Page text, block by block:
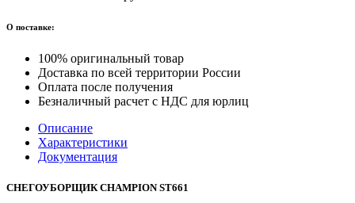
О поставке:
100% оригинальный товар
Доставка по всей территории России
Оплата после получения
Безналичный расчет с НДС для юрлиц
Описание
Характеристики
Документация
СНЕГОУБОРЩИК CHAMPION ST661